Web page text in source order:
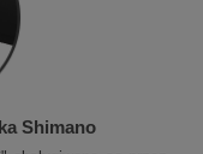
Shimano